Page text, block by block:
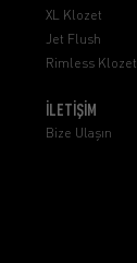
XL Klozet
Jet Flush
Rimless Klozet
İLETİŞİM
Bize Ulaşın